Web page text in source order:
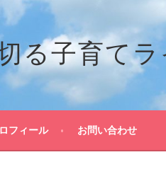
る子育てラ
フィール お問い合わせ